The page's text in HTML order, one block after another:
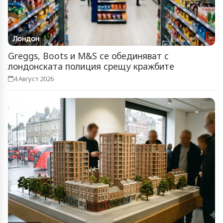
Лондон
Greggs, Boots и M&S се обединяват с
лондонската полиция срещу кражбите
4 Август 2026